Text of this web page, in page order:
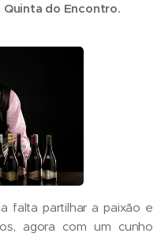
Quinta do Encontro.
falta partilhar a paixão e
agora com um cunho